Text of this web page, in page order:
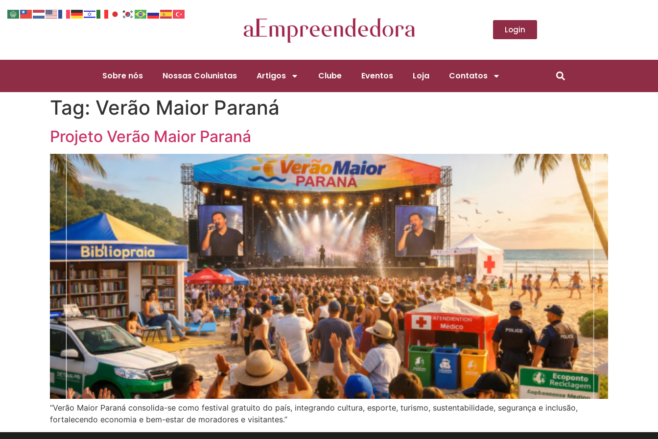
Login
Sobre nós Nossas Colunistas Artigos Clube Eventos Loja Contatos
Tag: Verão Maior Paraná
Projeto Verão Maior Paraná
“Verão Maior Paraná consolida-se como festival gratuito do país, integrando cultura, esporte, turismo, sustentabilidade, segurança e inclusão,
fortalecendo economia e bem-estar de moradores e visitantes.”